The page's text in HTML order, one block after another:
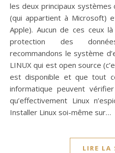
les deux principaux systèmes
(qui appartient à Microsoft)
Apple). Aucun de ces ceux
protection des
recommandons le système
LINUX qui est open source
est disponible et que tout
informatique peuvent
qu’effectivement Linux
Installer Linux soi-même sur…
LIRE LA